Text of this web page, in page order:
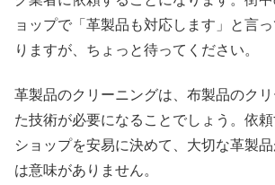
ョップで「革製品も対応します」と言
りますが、ちょっと待ってください。
革製品のクリーニングは、布製品のク
た技術が必要になることでしょう。依
ショップを安易に決めて、大切な革製
は意味がありません。